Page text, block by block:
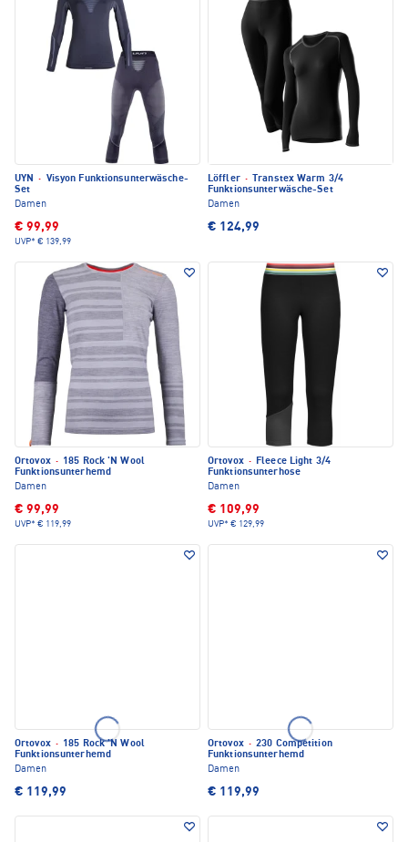
UYN · Visyon Funktionsunterwäsche-
Set
Damen
€ 99,99
UVP* € 139,99
Löffler ·
Transtex Warm 3/4
Funktionsunterwäsche-Set
Damen
€ 124,99
Ortovox · 185 Rock 'N Wool
Funktionsunterhemd
Damen
€ 99,99
UVP* € 119,99
Ortovox · Fleece Light 3/4
Funktionsunterhose
Damen
€ 109,99
UVP* € 129,99
Ortovox · 185 Rock 'N Wool
Funktionsunterhemd
Damen
€ 119,99
Ortovox · 230 Competition
Funktionsunterhemd
Damen
€ 119,99